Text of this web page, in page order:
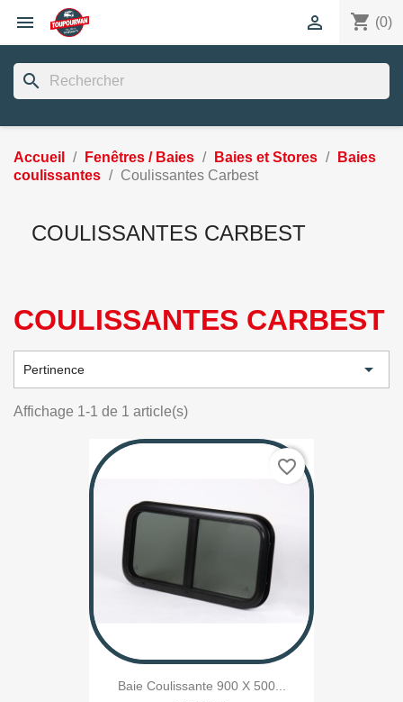
 shopping_cart (0)

search
Accueil Fenêtres / Baies Baies et Stores
Baies
coulissantes
Coulissantes Carbest
COULISSANTES CARBEST
COULISSANTES CARBEST
Pertinence 
Affichage 1-1 de 1 article(s)
Baie Coulissante 900 X 500...
favorite_border